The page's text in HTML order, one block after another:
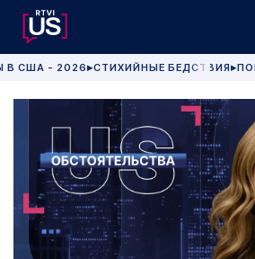
В США - 2026 ▶СТИХИЙНЫЕ БЕДСТВИЯ▶